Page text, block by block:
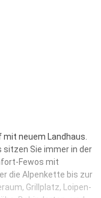
neuem Landhaus.
sitzen Sie immer in der
Fewos mit
die Alpenkette bis zur
Grillplatz, Loipen-